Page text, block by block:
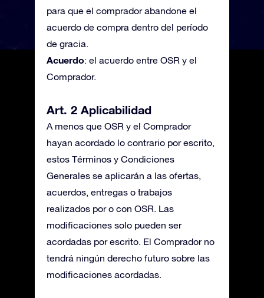
para que el comprador abandone el
acuerdo de compra dentro del período
de gracia.
Acuerdo: el acuerdo entre OSR y el
Comprador.
Art. 2 Aplicabilidad
A menos que OSR y el Comprador
hayan acordado lo contrario por escrito,
estos Términos y Condiciones
Generales se aplicarán a las ofertas,
acuerdos, entregas o trabajos
realizados por o con OSR. Las
modificaciones solo pueden ser
acordadas por escrito. El Comprador no
tendrá ningún derecho futuro sobre las
modificaciones acordadas.